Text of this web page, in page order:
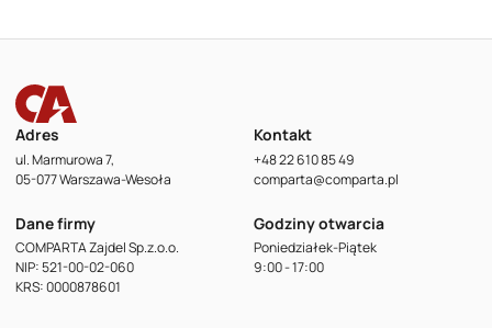
Adres
ul. Marmurowa 7,
05-077 Warszawa-Wesoła
Kontakt
+48 22 610 85 49
comparta@comparta.pl
Dane firmy
COMPARTA Zajdel Sp.z.o.o.
NIP: 521-00-02-060
KRS: 0000878601
Godziny otwarcia
Poniedziałek-Piątek
9:00 - 17:00